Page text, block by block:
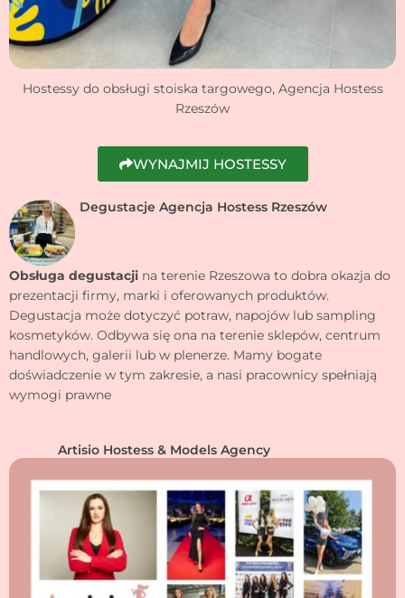
Hostessy do obsługi stoiska targowego, Agencja Hostess
Rzeszów
WYNAJMIJ HOSTESSY
Degustacje Agencja Hostess Rzeszów
Obsługa degustacji na terenie Rzeszowa to dobra okazja do
prezentacji firmy, marki i oferowanych produktów.
Degustacja może dotyczyć potraw, napojów lub sampling
kosmetyków. Odbywa się ona na terenie sklepów, centrum
handlowych, galerii lub w plenerze. Mamy bogate
doświadczenie w tym zakresie, a nasi pracownicy spełniają
wymogi prawne
Artisio Hostess & Models Agency